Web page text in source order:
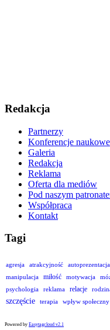
Redakcja
Partnerzy
Konferencje naukowe
Galeria
Redakcja
Reklama
Oferta dla mediów
Pod naszym
Współpraca
Kontakt
Tagi
agresja atrakcyjność autoprezentacja
manipulacja
miłość motywacja
psychologia
reklama relacje
szczęście terapia wpływ społeczny
Powered by Easytagcloud v2.1